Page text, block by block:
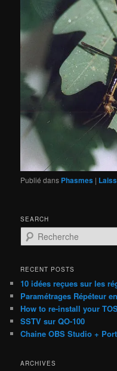
Publié dans Phasmes |
SEARCH
e
h
r
c
h
e
RECENT POSTS
10 idées reçues sur les
Paramétrages Répéteur
How to re-install your
SSTV sur QO-100
Chaine OBS Studio +
ARCHIVES